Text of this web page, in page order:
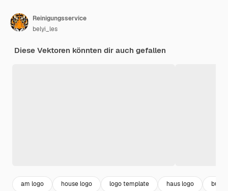
Reinigungsservice
belyi_les
Diese Vektoren könnten dir auch gefallen
am logo house logo logo template haus logo